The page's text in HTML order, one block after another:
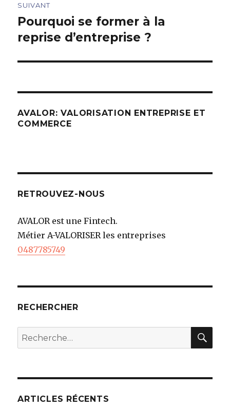
SUIVANT
Article
suivant :
Pourquoi se former à la
reprise d’entreprise ?
AVALOR: VALORISATION ENTREPRISE ET
COMMERCE
RETROUVEZ-NOUS
AVALOR est une Fintech.
Métier A-VALORISER les entreprises
0487785749
RECHERCHER
Recherche
pour
ARTICLES RÉCENTS